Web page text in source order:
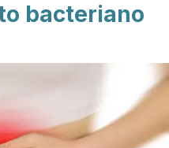
bacteriano